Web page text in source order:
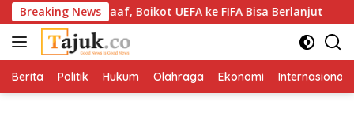
Langsung
ke
konten
Breaking News
Minta Maaf, Boikot UEFA ke FIFA Bisa Berlanjut
Berita Politik Hukum Olahraga Ekonomi Internasional